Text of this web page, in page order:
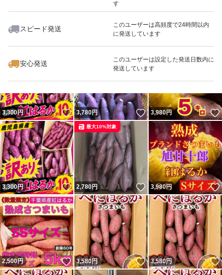
す
スピード発送
このユーザーは高頻度で24時間以内
に発送しています
安心発送
このユーザーは設定した発送日数内に
発送しています
いいね！
3,300
3,300円 いいね！
3,780円 いいね！
3,980円
3,300円 いいね！
2,780円 いいね！
最大10%対象
3,980円
2,500円 いいね！
3,580円 いいね！
3,580円